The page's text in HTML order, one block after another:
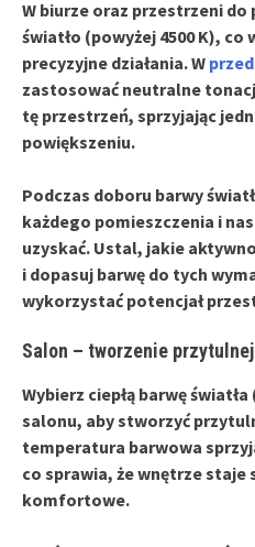
W biurze oraz przestrzeni do
światło (powyżej 4500 K),
precyzyjne działania. W
zastosować neutralne
tę przestrzeń, sprzyjając
powiększeniu.
Podczas doboru barwy
każdego pomieszczenia i
uzyskać. Ustal, jakie
i dopasuj barwę do tych
wykorzystać potencjał
Salon – tworzenie
Wybierz ciepłą barwę światła
salonu, aby stworzyć
temperatura barwowa
co sprawia, że wnętrze staje
komfortowe.